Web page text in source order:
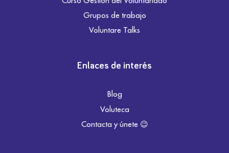
Grupos de trabajo
Voluntare Talks
Enlaces de interés
Blog
Voluteca
Contacta y únete 😉